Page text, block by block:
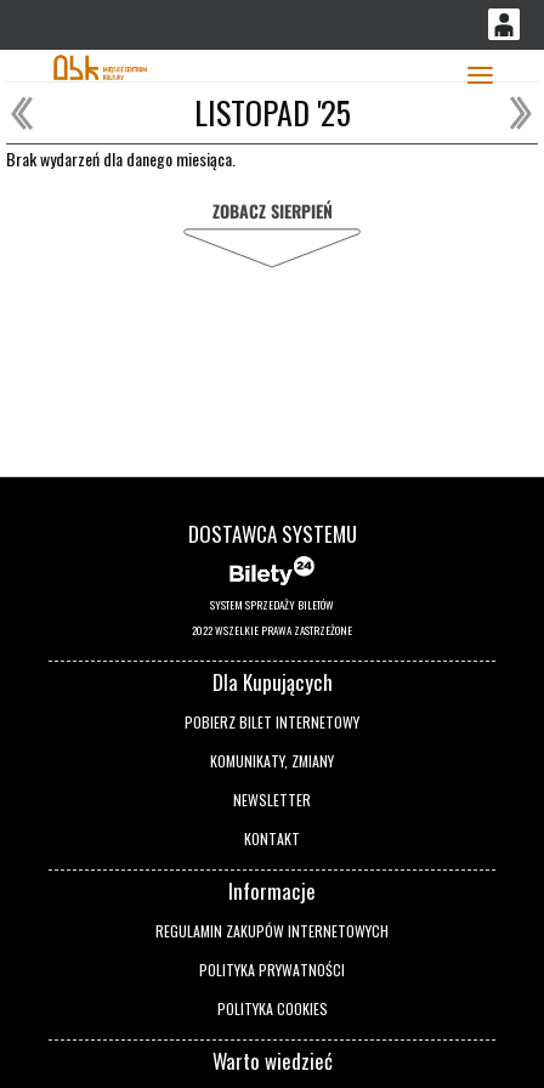
0,00
PLN
LISTOPAD '25
Brak wydarzeń dla danego miesiąca.
ZOBACZ SIERPIEŃ
DOSTAWCA SYSTEMU
SYSTEM SPRZEDAŻY BILETÓW
2022 WSZELKIE PRAWA ZASTRZEŻONE
Dla Kupujących
POBIERZ BILET INTERNETOWY
KOMUNIKATY, ZMIANY
NEWSLETTER
KONTAKT
Informacje
REGULAMIN ZAKUPÓW INTERNETOWYCH
POLITYKA PRYWATNOŚCI
POLITYKA COOKIES
Warto wiedzieć